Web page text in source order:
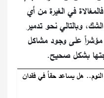
في الغيرة من أي
وبالتالي نحو تدمير
مؤشراً على وجود مشاكل
بشكل صحيح.
النوم.. هل يساعد حقاً في فقدان